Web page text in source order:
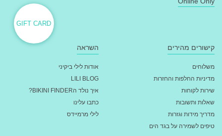
GIFT CARD
קישורים מהירים
משלוחים
מדיניות החלפות והחזרות
שירות לקוחות
שאלות ותשובות
מדריך מידות וגזרות
טיפים לשמירה על בגד הים
השראה
אודות לילי ביקיני
LILI BLOG
איך נולד הBIKINI FINDER?
כתבו עלינו
לילי מרמיידס